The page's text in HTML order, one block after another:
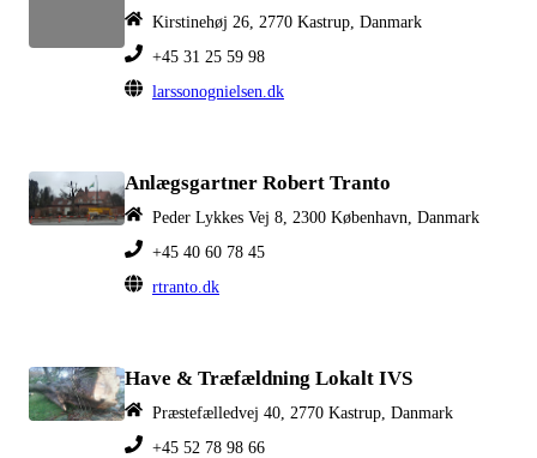
Kirstinehøj 26, 2770 Kastrup, Danmark
+45 31 25 59 98
larssonognielsen.dk
Anlægsgartner Robert Tranto
Peder Lykkes Vej 8, 2300 København, Danmark
+45 40 60 78 45
rtranto.dk
Have & Træfældning Lokalt IVS
Præstefælledvej 40, 2770 Kastrup, Danmark
+45 52 78 98 66